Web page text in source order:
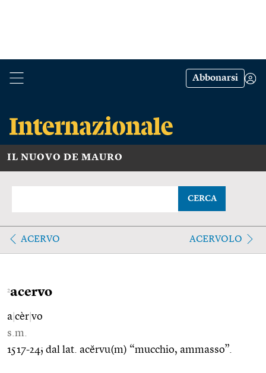
Abbonarsi
IL NUOVO DE MAURO
CERCA
ACERVO ACERVOLO
2acervo
a cèr vo
s.m.
1517-24; dal lat. acĕrvu(m) “mucchio, ammasso”.